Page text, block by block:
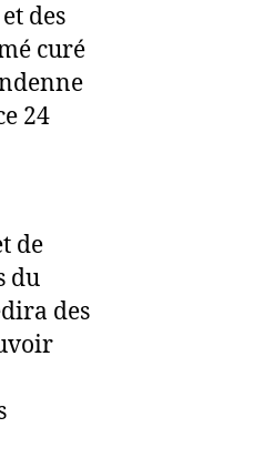
des
curé
24
de
du
des